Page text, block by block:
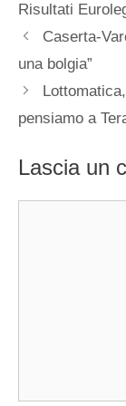
Risultati
Caserta-
una bolgia”
pensiamo a
Lascia un